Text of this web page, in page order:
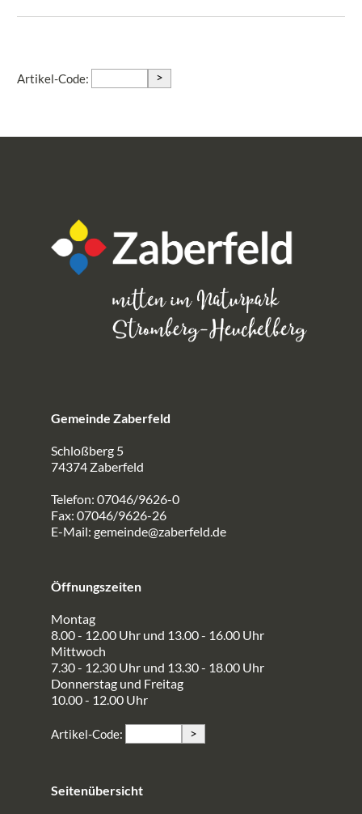
Artikel-Code: >
Gemeinde Zaberfeld
Schloßberg 5
74374 Zaberfeld
Telefon: 07046/9626-0
Fax: 07046/9626-26
E-Mail: gemeinde@zaberfeld.de
Öffnungszeiten
Montag
8.00 - 12.00 Uhr und 13.00 - 16.00 Uhr
Mittwoch
7.30 - 12.30 Uhr und 13.30 - 18.00 Uhr
Donnerstag und Freitag
10.00 - 12.00 Uhr
Artikel-Code: >
Seitenübersicht